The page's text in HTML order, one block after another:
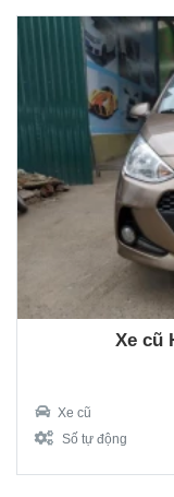
Xe cũ
Xe cũ
Số tự động